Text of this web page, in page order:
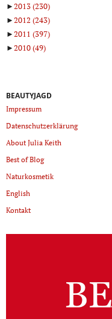
►2013(230)
►2012 (243)
►2011 (397)
►2010(49)
BEAUTYJAGD
Impressum
Datenschutzerklärung
About Julia Keith
Best of Blog
Naturkosmetik
English
Kontakt